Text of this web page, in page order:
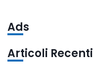
Ads
Articoli Recenti